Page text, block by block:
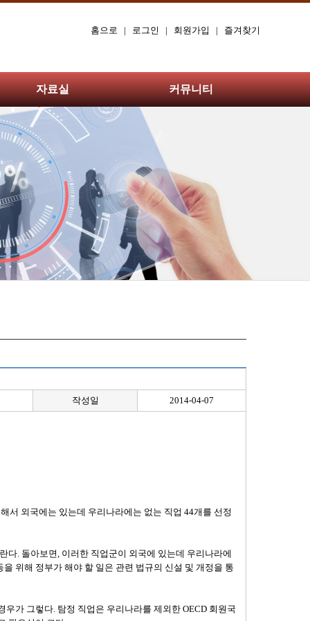
홈으로 | 로그인 | 회원가입 | 즐겨찾기
자료실 커뮤니티
작성일 2014-04-07
서 외국에는 있는데 우리나라에는 없는 직업 44개를 선정
다. 돌아보면, 이러한 직업군이 외국에 있는데 우리나라에
위해 정부가 해야 할 일은 관련 법규의 신설 및 개정을 통
가 그렇다. 탐정 직업은 우리나라를 제외한 OECD 회원국